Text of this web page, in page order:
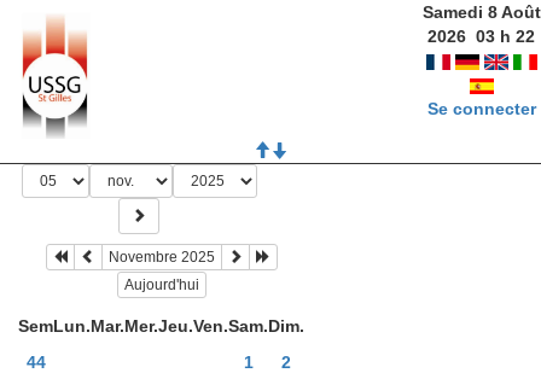
Samedi 8 Août
2026 03 h22
Se connecter
Novembre 2025
Aujourd'hui
SemLun.Mar.Mer.Jeu.Ven.Sam.Dim.
44
1
2